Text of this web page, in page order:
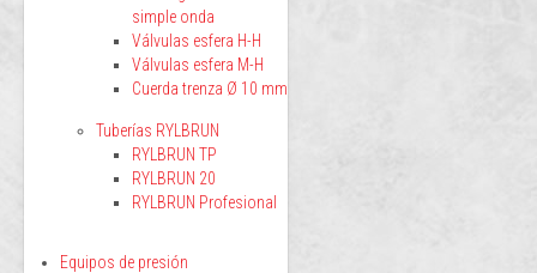
simple onda
Válvulas esfera H-H
Válvulas esfera M-H
Cuerda trenza Ø 10 mm
Tuberías RYLBRUN
RYLBRUN TP
RYLBRUN 20
RYLBRUN Profesional
Equipos de presión